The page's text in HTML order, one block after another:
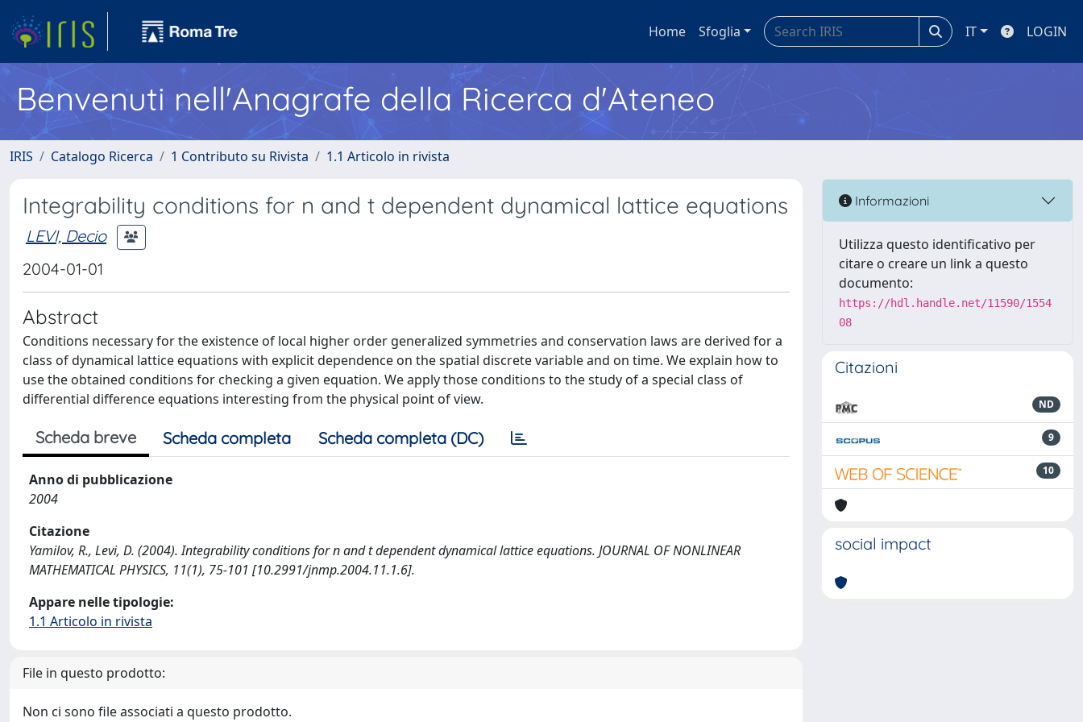
Home Sfoglia IT LOGIN
Benvenuti nell'Anagrafe della Ricerca d'Ateneo
IRIS Catalogo Ricerca 1 Contributo su Rivista 1.1 Articolo in rivista
Integrability conditions for n and t dependent dynamical lattice equations
LEVI, Decio
2004-01-01
Abstract
Conditions necessary for the existence of local higher order generalized symmetries and conservation laws are derived for a
class of dynamical lattice equations with explicit dependence on the spatial discrete variable and on time. We explain how to
use the obtained conditions for checking a given equation. We apply those conditions to the study of a special class of
differential difference equations interesting from the physical point of view.
Scheda breve Scheda completa Scheda completa (DC)
Anno di pubblicazione
2004
Citazione
Yamilov, R., Levi, D. (2004). Integrability conditions for n and t dependent dynamical lattice equations. JOURNAL OF NONLINEAR
MATHEMATICAL PHYSICS, 11(1), 75-101 [10.2991/jnmp.2004.11.1.6].
Appare nelle tipologie:
1.1 Articolo in rivista
File in questo prodotto:
Non ci sono file associati a questo prodotto.
Informazioni
Utilizza questo identificativo per
citare o creare un link a questo
documento:
https://hdl.handle.net/11590/1554
08
Citazioni
ND
9
10
social impact